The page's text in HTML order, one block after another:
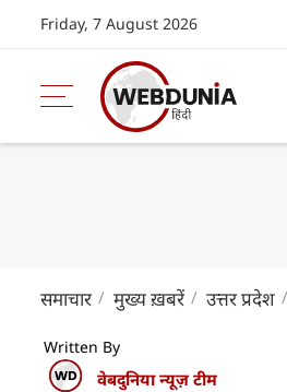
Friday, 7 August 2026
समाचार मुख्य ख़बरें उत्तर प्रदेश
Written By
वेबदुनिया न्यूज़ टीम